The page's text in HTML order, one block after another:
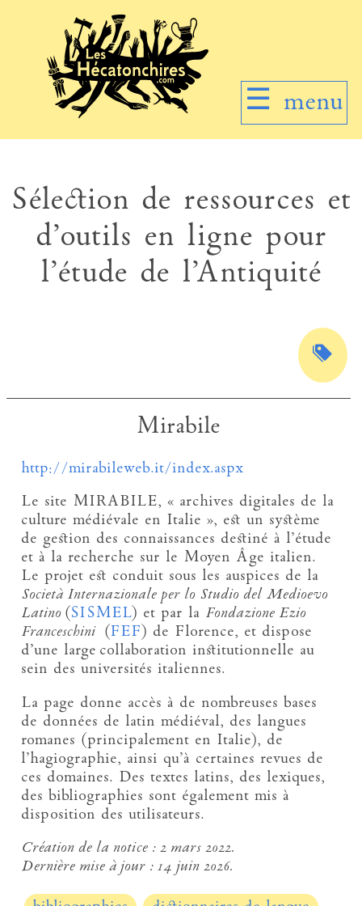
☰ menu
Sélection de ressources et
d’outils en ligne pour
l’étude de l’Antiquité
Mirabile
http://mirabileweb.it/index.aspx
Le site MIRABILE, « archives digitales de la
culture médiévale en Italie », est un système
de gestion des connaissances destiné à l’étude
et à la recherche sur le Moyen Âge italien.
Le projet est conduit sous les auspices de la
Società Internazionale per lo Studio del Medioevo
Latino (SISMEL) et par la Fondazione Ezio
Franceschini(FEF) de Florence, et dispose
d’une large collaboration institutionnelle au
sein des universités italiennes.
La page donne accès à de nombreuses bases
de données de latin médiéval, des langues
romanes (principalement en Italie), de
l’hagiographie, ainsi qu’à certaines revues de
ces domaines. Des textes latins, des lexiques,
des bibliographies sont également mis à
disposition des utilisateurs.
Création de la notice :2 mars 2022.
Dernière mise à jour :14 juin 2026.